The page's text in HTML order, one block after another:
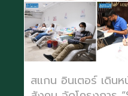
สแกน อินเตอร์ เดิน